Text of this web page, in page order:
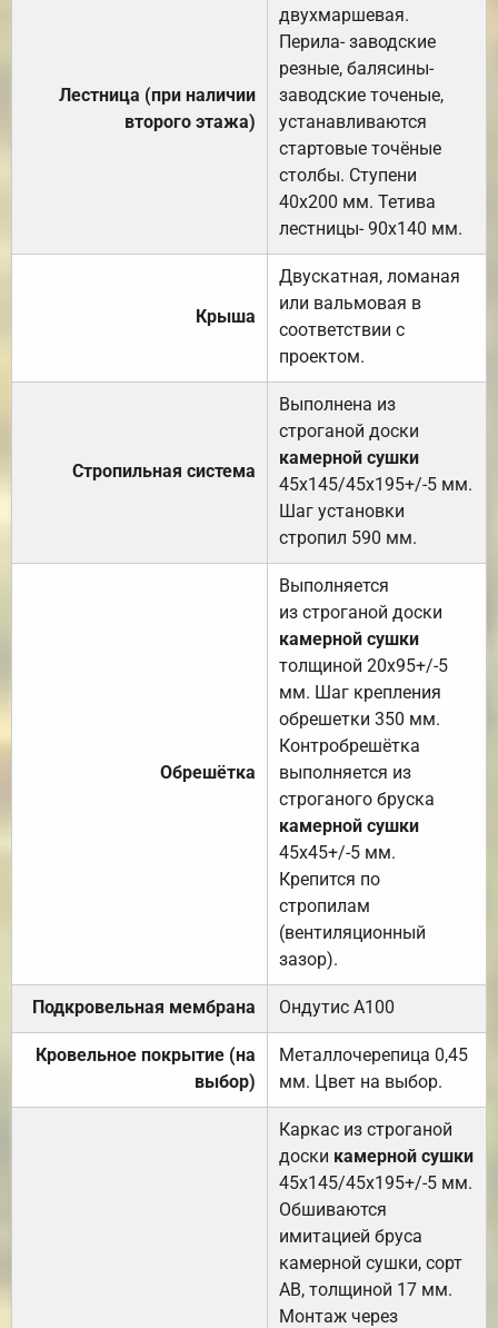
Лестница (при наличии
второго этажа)
двухмаршевая.
Перила- заводские
резные, балясины-
заводские точеные,
устанавливаются
стартовые точёные
столбы. Ступени
40х200 мм. Тетива
лестницы- 90х140 мм.
Крыша
Двускатная, ломаная
или вальмовая в
соответствии с
проектом.
Стропильная система
Выполнена из
строганой доски
камерной сушки
45х145/45х195+/-5 мм.
Шаг установки
стропил 590 мм.
Обрешётка
Выполняется
из строганой доски
камерной сушки
толщиной 20х95+/-5
мм. Шаг крепления
обрешетки 350 мм.
Контробрешётка
выполняется из
строганого бруска
камерной сушки
45х45+/-5 мм.
Крепится по
стропилам
(вентиляционный
зазор).
Подкровельная мембрана Ондутис А100
Кровельное покрытие (на
выбор)
Металлочерепица 0,45
мм. Цвет на выбор.
Каркас из строганой
доски камерной сушки
45х145/45х195+/-5 мм.
Обшиваются
имитацией бруса
камерной сушки, сорт
АВ, толщиной 17 мм.
Монтаж через